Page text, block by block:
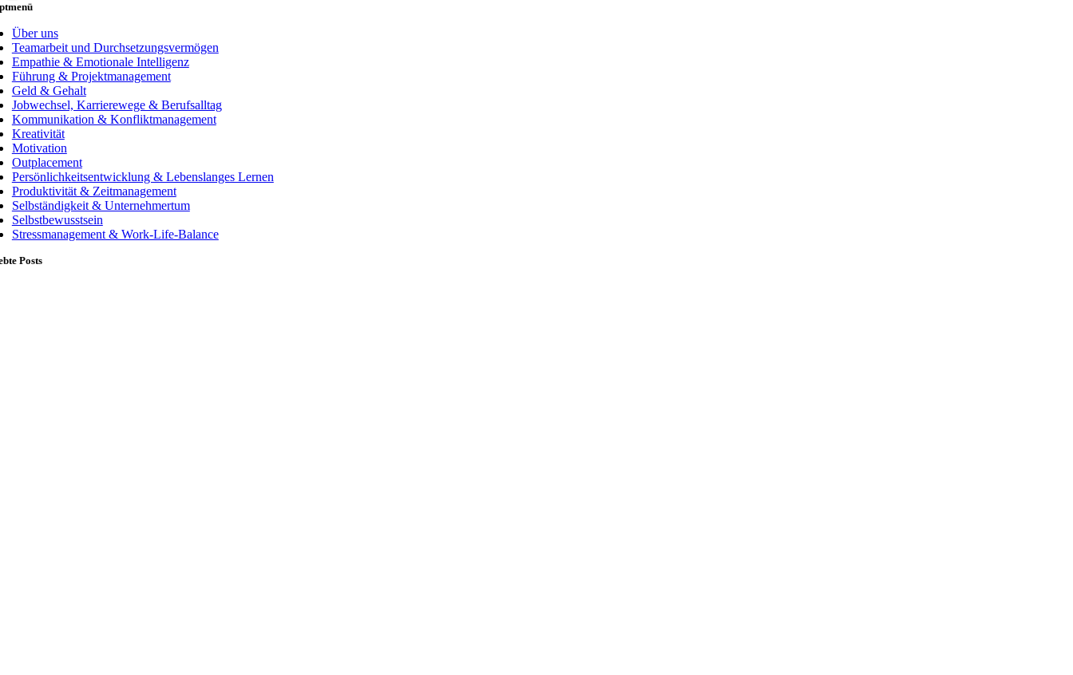
Über uns
Teamarbeit und Durchsetzungsvermögen
Empathie & Emotionale Intelligenz
Führung & Projektmanagement
Geld & Gehalt
Jobwechsel, Karrierewege & Berufsalltag
Kommunikation & Konfliktmanagement
Kreativität
Motivation
Outplacement
Persönlichkeitsentwicklung & Lebenslanges Lernen
Produktivität & Zeitmanagement
Selbständigkeit & Unternehmertum
Selbstbewusstsein
Stressmanagement & Work-Life-Balance
Posts